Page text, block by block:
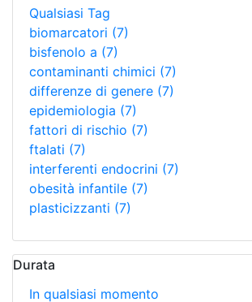
Qualsiasi Tag
biomarcatori (7)
bisfenolo a (7)
contaminanti chimici (7)
differenze di genere (7)
epidemiologia (7)
fattori di rischio (7)
ftalati (7)
interferenti endocrini (7)
obesità infantile (7)
plasticizzanti (7)
Durata
In qualsiasi momento